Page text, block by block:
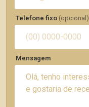
Telefone fixo (opcional)
Mensagem